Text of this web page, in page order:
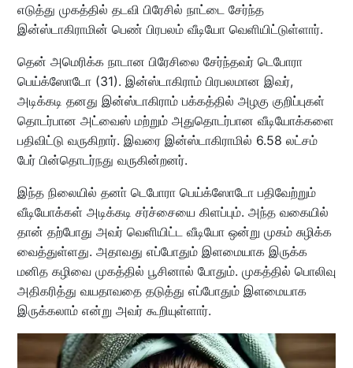
எடுத்து முகத்தில் தடவி பிரேசில் நாட்டை சேர்ந்த
இன்ஸ்டாகிராமின் பெண் பிரபலம் வீடியோ வெளியிட்டுள்ளார்.
தென் அமெரிக்க நாடான பிரேசிலை சேர்ந்தவர் டெபோரா
பெய்க்ஸோடோ (31). இன்ஸ்டாகிராம் பிரபலமான இவர்,
அடிக்கடி தனது இன்ஸ்டாகிராம் பக்கத்தில் அழகு குறிப்புகள்
தொடர்பான அட்வைஸ் மற்றும் அதுதொடர்பான வீடியோக்களை
பதிவிட்டு வருகிறார். இவரை இன்ஸ்டாகிராமில் 6.58 லட்சம்
பேர் பின்தொடர்நது வருகின்றனர்.
இந்த நிலையில் தனா் டெபோரா பெய்க்ஸோடோ பதிவேற்றும்
வீடியோக்கள் அடிக்கடி சர்ச்சையை கிளப்பும். அந்த வகையில்
தான் தற்போது அவர் வெளியிட்ட வீடியோ ஒன்று முகம் சுழிக்க
வைத்துள்ளது. அதாவது எப்போதும் இளமையாக இருக்க
மனித கழிவை முகத்தில் பூசினால் போதும். முகத்தில் பொலிவு
அதிகரித்து வயதாவதை தடுத்து எப்போதும் இளமையாக
இருக்கலாம் என்று அவர் கூறியுள்ளார்.